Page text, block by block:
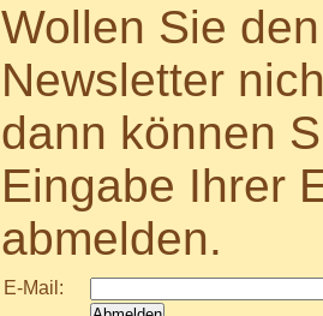
Wollen Sie
Newsletter
dann können
Eingabe Ihrer
abmelden.
E-Mail: